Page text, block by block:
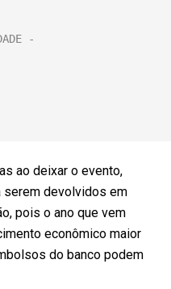
ao deixar o evento,
devolvidos em
pois o ano que vem
econômico maior
do banco podem